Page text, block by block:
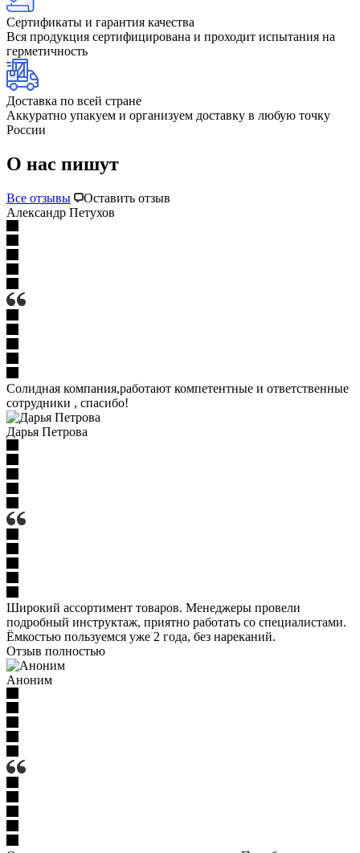
Сертификаты и гарантия качества
Вся продукция сертифицирована и проходит испытания на
герметичность
Доставка по всей стране
Аккуратно упакуем и организуем доставку в любую точку
России
О нас пишут
Все отзывы
Оставить отзыв
Александр Петухов
Солидная компания,работают компетентные и ответственные
сотрудники , спасибо!
Дарья Петрова
Широкий ассортимент товаров. Менеджеры провели
подробный инструктаж, приятно работать со специалистами.
Ёмкостью пользуемся уже 2 года, без нареканий.
Отзыв полностью
Аноним